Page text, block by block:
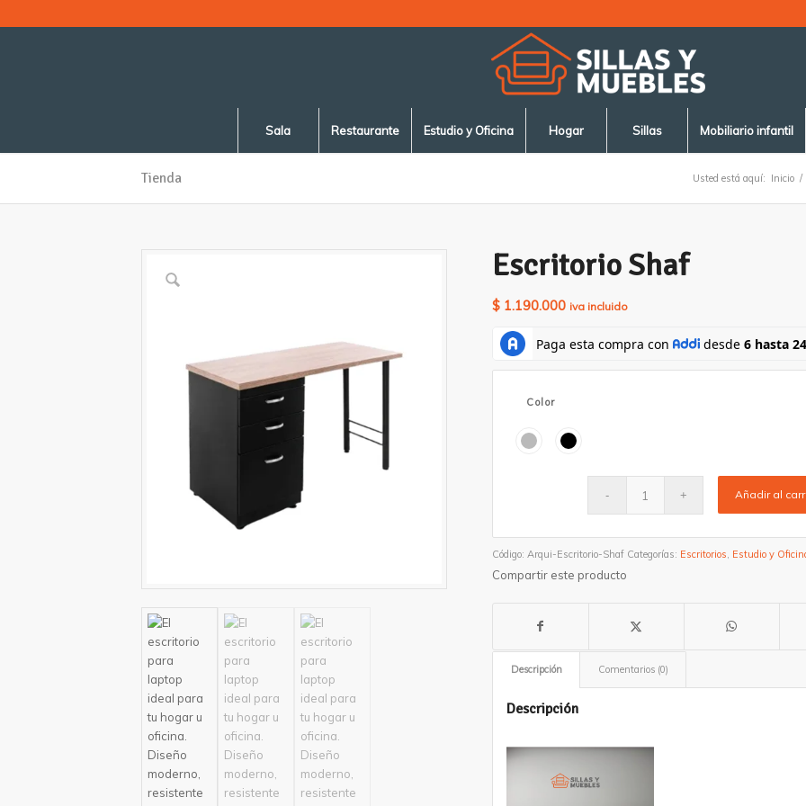
Sala Restaurante Estudio y Oficina Hogar Sillas Mobiliario infantil
Tienda Usted está aquí: Inicio /
Escritorio Shaf
$1.190.000 iva incluido
Color
Añadir al
Código: Arqui-Escritorio-Shaf Categorías: Escritorios, Estudio y
Compartir este producto
Descripción Comentarios (0)
Descripción